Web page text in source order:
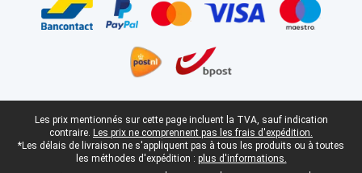
Pied-de-page légal
Les prix mentionnés sur cette page incluent la TVA, sauf indication
contraire. Les prix ne comprennent pas les frais d'expédition.
*Les délais de livraison ne s'appliquent pas à tous les produits ou à toutes
les méthodes d'expédition : plus d'informations.